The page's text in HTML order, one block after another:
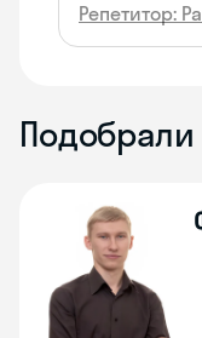
Репетитор: